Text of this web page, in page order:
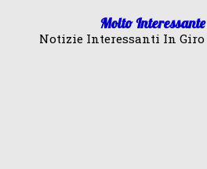
Molto Interessante
Notizie Interessanti In Giro